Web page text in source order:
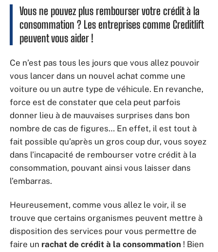
Vous ne pouvez plus rembourser votre crédit à la
consommation ? Les entreprises comme Creditlift
peuvent vous aider !
Ce n’est pas tous les jours que vous allez pouvoir
vous lancer dans un nouvel achat comme une
voiture ou un autre type de véhicule. En revanche,
force est de constater que cela peut parfois
donner lieu à de mauvaises surprises dans bon
nombre de cas de figures… En effet, il est tout à
fait possible qu’après un gros coup dur, vous soyez
dans l’incapacité de rembourser votre crédit à la
consommation, pouvant ainsi vous laisser dans
l’embarras.
Heureusement, comme vous allez le voir, il se
trouve que certains organismes peuvent mettre à
disposition des services pour vous permettre de
faire un rachat de crédit à la consommation ! Bien